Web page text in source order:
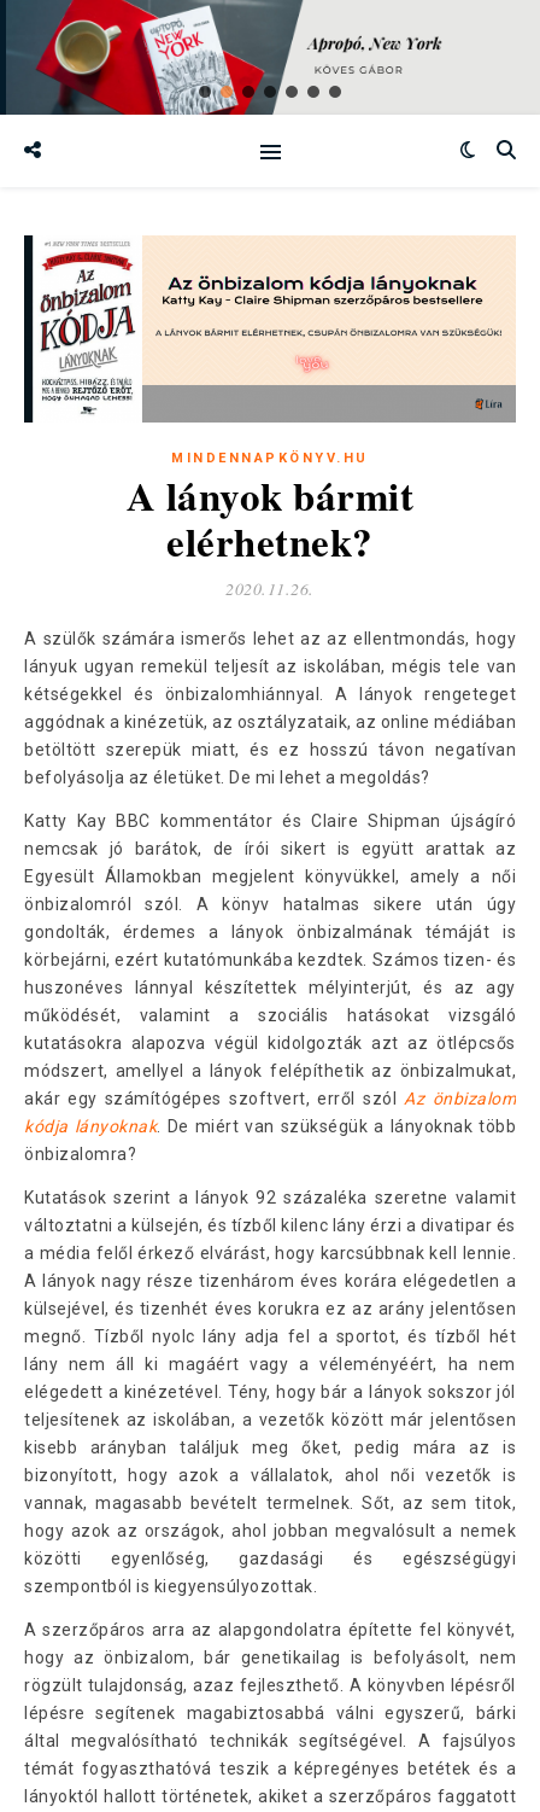
MINDENNAPKÖNYV.HU
A lányok bármit
elérhetnek?
2020.11.26.
A szülők számára ismerős lehet az az ellentmondás, hogy
lányuk ugyan remekül teljesít az iskolában, mégis tele van
kétségekkel és önbizalomhiánnyal. A lányok rengeteget
aggódnak a kinézetük, az osztályzataik, az online médiában
betöltött szerepük miatt, és ez hosszú távon negatívan
befolyásolja az életüket. De mi lehet a megoldás?
Katty Kay BBC kommentátor és Claire Shipman újságíró
nemcsak jó barátok, de írói sikert is együtt arattak az
Egyesült Államokban megjelent könyvükkel, amely a női
önbizalomról szól. A könyv hatalmas sikere után úgy
gondolták, érdemes a lányok önbizalmának témáját is
körbejárni, ezért kutatómunkába kezdtek. Számos tizen- és
huszonéves lánnyal készítettek mélyinterjút, és az agy
működését, valamint a szociális hatásokat vizsgáló
kutatásokra alapozva végül kidolgozták azt az ötlépcsős
módszert, amellyel a lányok felépíthetik az önbizalmukat,
akár egy számítógépes szoftvert, erről szólAz önbizalom
kódja lányoknak. De miért van szükségük a lányoknak több
önbizalomra?
Kutatások szerint a lányok 92 százaléka szeretne valamit
változtatni a külsején, és tízből kilenc lány érzi a divatipar és
a média felől érkező elvárást, hogy karcsúbbnak kell lennie.
A lányok nagy része tizenhárom éves korára elégedetlen a
külsejével, és tizenhét éves korukra ez az arány jelentősen
megnő. Tízből nyolc lány adja fel a sportot, és tízből hét
lány nem áll ki magáért vagy a véleményéért, ha nem
elégedett a kinézetével. Tény, hogy bár a lányok sokszor jól
teljesítenek az iskolában, a vezetők között már jelentősen
kisebb arányban találjuk meg őket, pedig mára az is
bizonyított, hogy azok a vállalatok, ahol női vezetők is
vannak, magasabb bevételt termelnek. Sőt, az sem titok,
hogy azok az országok, ahol jobban megvalósult a nemek
közötti egyenlőség, gazdasági és egészségügyi
szempontból is kiegyensúlyozottak.
A szerzőpáros arra az alapgondolatra építette fel könyvét,
hogy az önbizalom, bár genetikailag is befolyásolt, nem
rögzült tulajdonság, azaz fejleszthető. A könyvben lépésről
lépésre segítenek magabiztosabbá válni egyszerű, bárki
által megvalósítható technikák segítségével. A fajsúlyos
témát fogyaszthatóvá teszik a képregényes betétek és a
lányoktól hallott történetek, akiket a szerzőpáros faggatott